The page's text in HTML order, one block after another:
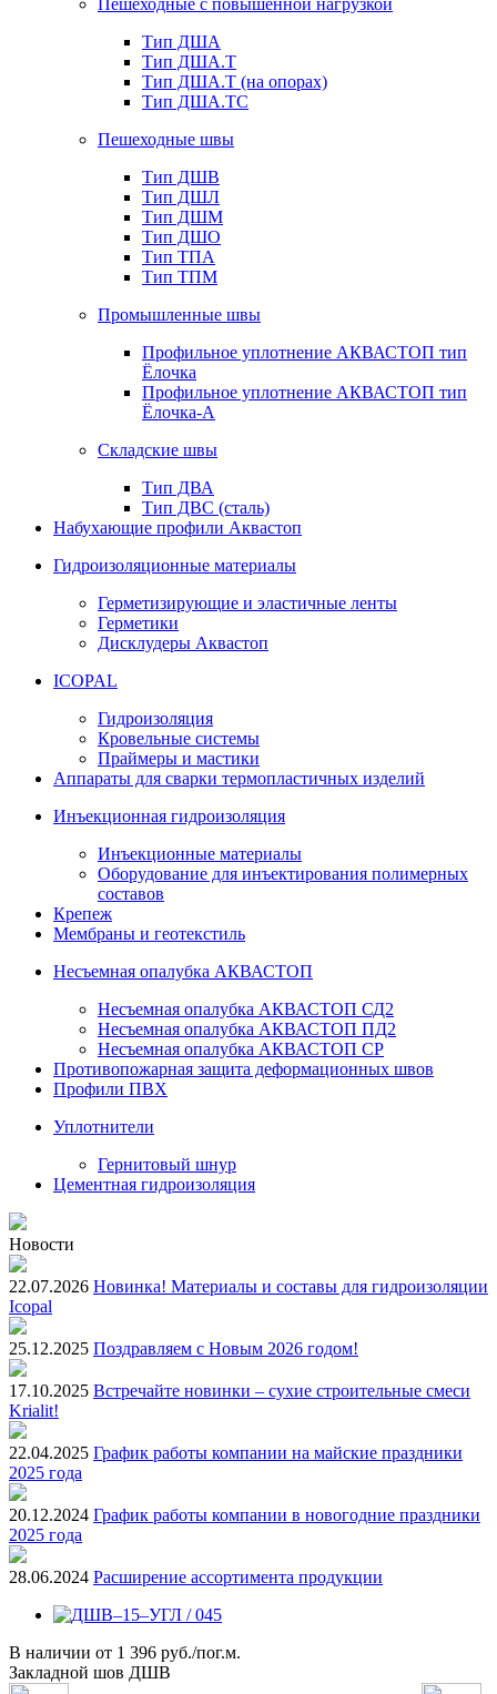
Тип ДША
Тип ДША.Т
Тип ДША.Т (на опорах)
Тип ДША.ТС
Пешеходные швы
Тип ДШВ
Тип ДШЛ
Тип ДШМ
Тип ДШО
Тип ТПА
Тип ТПМ
Промышленные швы
Профильное уплотнение АКВАСТОП тип
Ёлочка
Профильное уплотнение АКВАСТОП тип
Ёлочка-А
Складские швы
Тип ДВА
Тип ДВС (сталь)
Набухающие профили Аквастоп
Гидроизоляционные материалы
Герметизирующие и эластичные ленты
Герметики
Дисклудеры Аквастоп
ICOPAL
Гидроизоляция
Кровельные системы
Праймеры и мастики
Аппараты для сварки термопластичных изделий
Инъекционная гидроизоляция
Инъекционные материалы
Оборудование для инъектирования полимерных
составов
Крепеж
Мембраны и геотекстиль
Несъемная опалубка АКВАСТОП
Несъемная опалубка АКВАСТОП СД2
Несъемная опалубка АКВАСТОП ПД2
Несъемная опалубка АКВАСТОП СР
Противопожарная защита деформационных швов
Профили ПВХ
Уплотнители
Гернитовый шнур
Цементная гидроизоляция
Новости
22.07.2026 Новинка! Материалы и составы для гидроизоляции
Icopal
25.12.2025 Поздравляем с Новым 2026 годом!
17.10.2025 Встречайте новинки – сухие строительные смеси
Krialit!
22.04.2025 График работы компании на майские праздники
2025 года
20.12.2024 График работы компании в новогодние праздники
2025 года
28.06.2024 Расширение ассортимента продукции
В наличии от 1 396 руб./пог.м.
Закладной шов ДШВ